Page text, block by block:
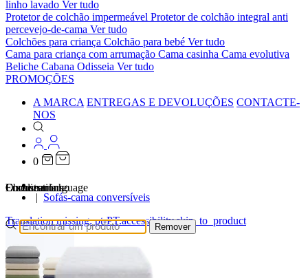
linho lavado Ver tudo
Protetor de colchão impermeável Protetor de colchão integral anti
percevejo-de-cama Ver tudo
Colchões para criança Colchão para bebé Ver tudo
Cama para criança com arrumação Cama casinha Cama evolutiva
Beliche Cabana Odisseia Ver tudo
PROMOÇÕES
A MARCA ENTREGAS E DEVOLUÇÕES CONTACTE-
NOS
0
Localizations
Choose a language
Encontrar
Remover
O seu carrinho
…
Sofás-cama conversíveis
Translation missing: pt-PT.accessibility.skip_to_product